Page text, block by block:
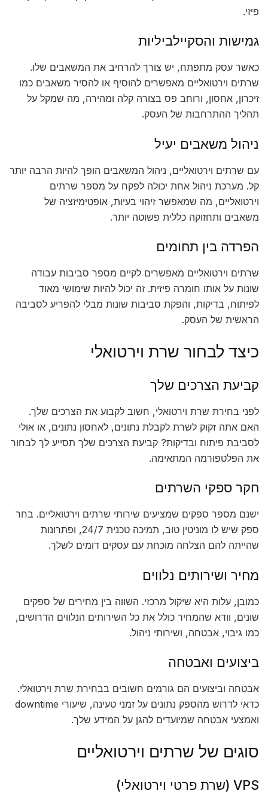
פיזי.
גמישות והסקיילביליות
כאשר עסק מתפתח, יש צורך להרחיב את המשאבים שלו.
שרתים וירטואליים מאפשרים להוסיף או להסיר משאבים כמו
זיכרון, אחסון, ורוחב פס בצורה קלה ומהירה, מה שמקל על
תהליך ההתרחבות של העסק.
ניהול משאבים יעיל
עם שרתים וירטואליים, ניהול המשאבים הופך להיות הרבה יותר
קל. מערכת ניהול אחת יכולה לפקח על מספר שרתים
וירטואליים, מה שמאפשר זיהוי בעיות, אופטימיזציה של
משאבים ותחזוקה כללית פשוטה יותר.
הפרדה בין תחומים
שרתים וירטואליים מאפשרים לקיים מספר סביבות עבודה
שונות על אותו חומרה פיזית. זה יכול להיות שימושי מאוד
לפיתוח, בדיקות, והפקת סביבות שונות מבלי להפריע לסביבה
הראשית של העסק.
כיצד לבחור שרת וירטואלי
קביעת הצרכים שלך
לפני בחירת שרת וירטואלי, חשוב לקבוע את הצרכים שלך.
האם אתה זקוק לשרת לקבלת נתונים, לאחסון נתונים, או אולי
לסביבת פיתוח ובדיקות? קביעת הצרכים שלך תסייע לך לבחור
את הפלטפורמה המתאימה.
חקר ספקי השרתים
ישנם מספר ספקים שמציעים שירותי שרתים וירטואליים. בחר
ספק שיש לו מוניטין טוב, תמיכה טכנית 24/7, ופתרונות
שהייתה להם הצלחה מוכחת עם עסקים דומים לשלך.
מחיר ושירותים נלווים
כמובן, עלות היא שיקול מרכזי. השווה בין מחירים של ספקים
שונים, וודא שהמחיר כולל את כל השירותים הנלווים הדרושים,
כמו גיבוי, אבטחה, ושירותי ניהול.
ביצועים ואבטחה
אבטחה וביצועים הם גורמים חשובים בבחירת שרת וירטואלי.
כדאי לדרוש מהספק נתונים על זמני טעינה, שיעורי downtime
ואמצעי אבטחה שמיועדים להגן על המידע שלך.
סוגים של שרתים וירטואליים
VPS (שרת פרטי וירטואלי)